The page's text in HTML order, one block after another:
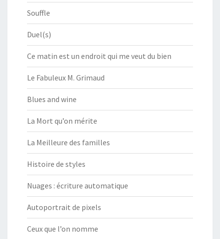
Souffle
Duel(s)
Ce matin est un endroit qui me veut du bien
Le Fabuleux M. Grimaud
Blues and wine
La Mort qu’on mérite
La Meilleure des familles
Histoire de styles
Nuages : écriture automatique
Autoportrait de pixels
Ceux que l’on nomme